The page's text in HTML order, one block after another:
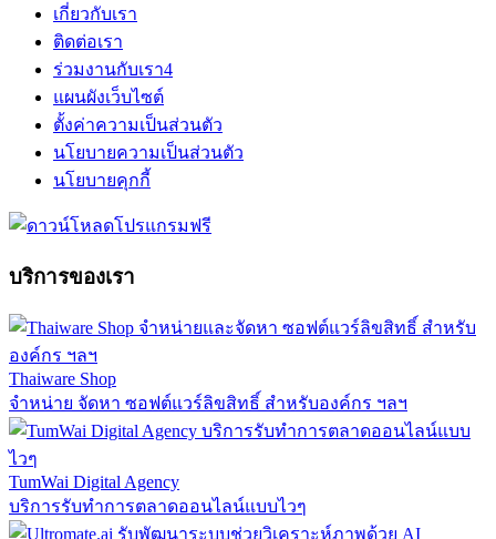
เกี่ยวกับเรา
ติดต่อเรา
ร่วมงานกับเรา4
แผนผังเว็บไซต์
ตั้งค่าความเป็นส่วนตัว
นโยบายความเป็นส่วนตัว
นโยบายคุกกี้
บริการของเรา
Thaiware Shop
จำหน่าย จัดหา ซอฟต์แวร์ลิขสิทธิ์ สำหรับองค์กร ฯลฯ
TumWai Digital Agency
บริการรับทำการตลาดออนไลน์แบบไวๆ